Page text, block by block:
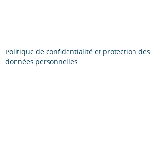
Politique de confidentialité et protection des
données personnelles